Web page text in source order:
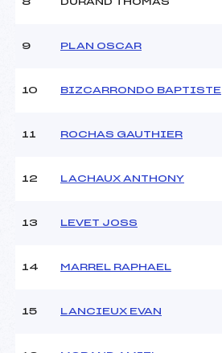
8 DURAND THOMAS
9 PLAN OSCAR
10 BIZCARRONDO BAPTISTE
11 ROCHAS GAUTHIER
12 LACHAUX ANTHONY
13 LEVET JOSS
14 MARREL RAPHAEL
15 LANCIEUX EVAN